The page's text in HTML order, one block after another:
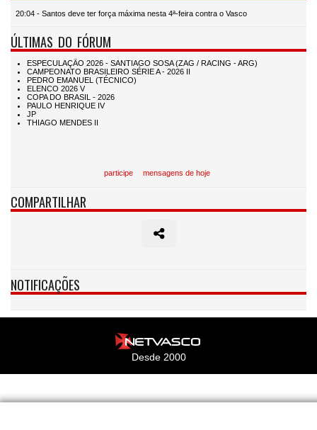
20:04 - Santos deve ter força máxima nesta 4ª-feira contra o Vasco
ÚLTIMAS DO FÓRUM
participe mensagens de hoje
COMPARTILHAR
NOTIFICAÇÕES
Desde 2000